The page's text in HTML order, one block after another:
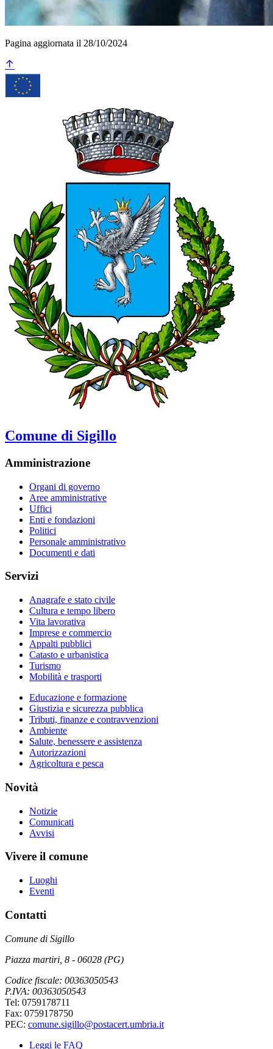
Pagina aggiornata il 28/10/2024
Comune di Sigillo
Amministrazione
Organi di governo
Aree amministrative
Uffici
Enti e fondazioni
Politici
Personale amministrativo
Documenti e dati
Servizi
Anagrafe e stato civile
Cultura e tempo libero
Vita lavorativa
Imprese e commercio
Appalti pubblici
Catasto e urbanistica
Turismo
Mobilità e trasporti
Educazione e formazione
Giustizia e sicurezza pubblica
Tributi, finanze e contravvenzioni
Ambiente
Salute, benessere e assistenza
Autorizzazioni
Agricoltura e pesca
Novità
Notizie
Comunicati
Avvisi
Vivere il comune
Luoghi
Eventi
Contatti
Comune di Sigillo
Piazza martiri, 8 - 06028 (PG)
Codice fiscale: 00363050543
P.IVA: 00363050543
Tel: 0759178711
Fax: 0759178750
PEC: comune.sigillo@postacert.umbria.it
Leggi le FAQ